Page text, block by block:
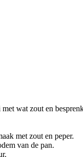
wat zout en
met zout en peper.
van de pan.